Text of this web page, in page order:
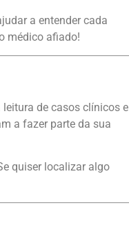
a entender cada
médico afiado!
de casos clínicos e
a fazer parte da sua
quiser localizar algo